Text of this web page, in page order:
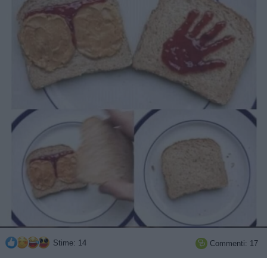
Stime: 14  Commenti: 17